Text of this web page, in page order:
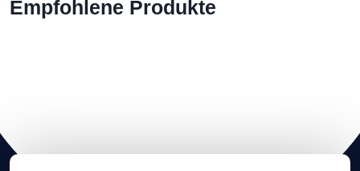
Empfohlene Produkte